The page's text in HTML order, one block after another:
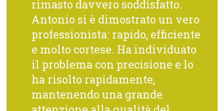
rimasto davvero soddisfatto.
Antonio si è dimostrato un vero
professionista: rapido, efficiente
e molto cortese. Ha individuato
il problema con precisione e lo
ha risolto rapidamente,
mantenendo una grande